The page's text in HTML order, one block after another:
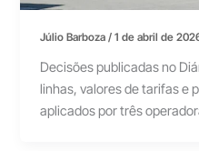
Júlio Barboza/1 de abril de
Decisões publicadas no
linhas, valores de tarifas e
aplicados por três